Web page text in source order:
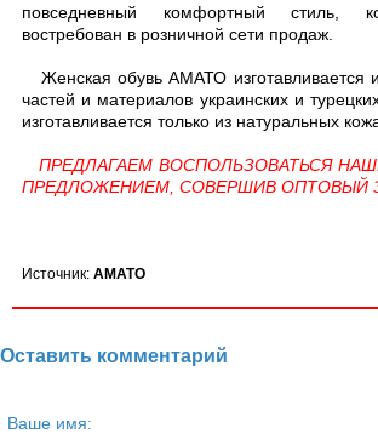
повседневный комфортный стиль,
востребован в розничной сети продаж.
Женская обувь АМАТО изготавливается
частей и материалов украинских и
изготавливается только из натуральных
ПРЕДЛАГАЕМ ВОСПОЛЬЗОВАТЬСЯ
ПРЕДЛОЖЕНИЕМ, СОВЕРШИВ ОПТОВЫЙ
Источник: AMATO
Оставить комментарий
Ваше имя: